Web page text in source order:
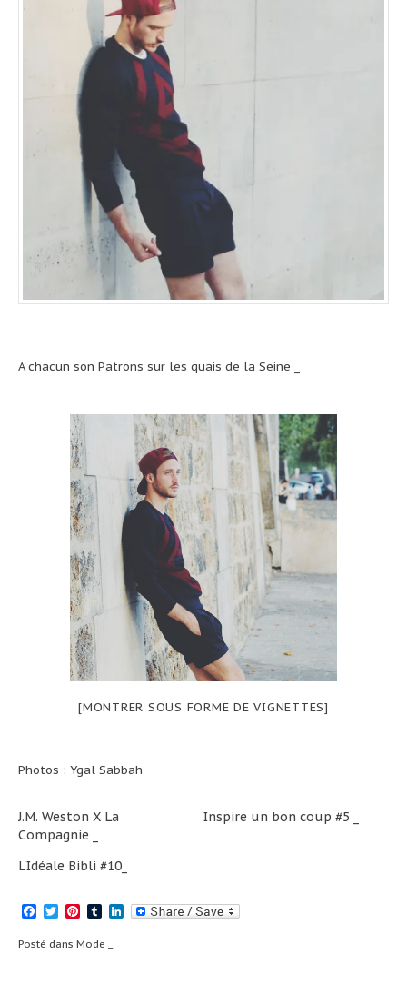
A chacun son Patrons sur les quais de la Seine _
[MONTRER SOUS FORME DE VIGNETTES]
Photos : Ygal Sabbah
J.M. Weston X La
Compagnie _
Inspire un bon coup #5 _
L'Idéale Bibli #10_
Facebook
TwitterPinterest
TumblrLinkedIn
Posté dans Mode _